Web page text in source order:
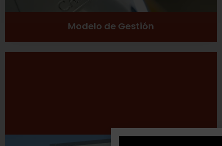
Modelo de Gestión
Desarrollo Sustentable